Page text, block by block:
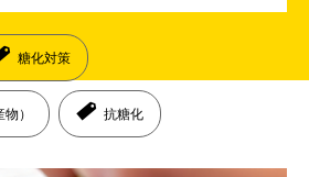
糖化対策
） 抗糖化